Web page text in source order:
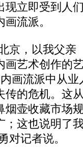
现立即受到人
流派。
，以我父亲
艺术创作的
画流派中从
传的危机。这
壶收藏市场
这也说明了
对记者说。